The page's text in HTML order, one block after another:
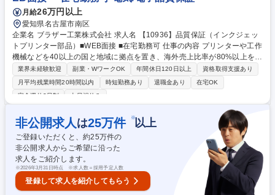
月給26万円以上
愛知県名古屋市南区
企業名 ブラザー工業株式会社 求人名 【10936】品質保証（インクジェッ
トプリンター部品）■WEB面接 ■在宅勤務可 仕事の内容 プリンターや工作
機械などを40以上の国と地域に拠点を置き、海外売上比率が80%以上を占
めグローバル展開する当社にて、「ディフェクト『ゼロ』を目指して」社
内外（海外含む）と連携して 部品の品質保証と安定供給を実現し、不良品
の工場流入を防ぐ新たな体制構築をお任せします。 サプライヤーと技術的
流入しないよう、受入検査や改善活動を推進して、社内関係部署とも連携
し、安定した部品供給と高い品質維持を目指します。 募集職種 【1093
6】品質保証（インクジェットプリンター部品）■WEB面接 ■在宅勤務可
業界未経験歓迎 副業・WワークOK 年間休日120日以上
資格取得支援あり
月平均残業時間20時間以内
時短勤務あり 退職金あり
在宅OK
完全週休2日制
土日祝休み
非公開求人 は25万件 ※以上
ご登録いただくと、約25万件の
非公開求人からご希望に沿った
求人をご紹介します。
※2026年3月31日時点 ※求人数＝採用予定人数
登録して求人を紹介してもらう